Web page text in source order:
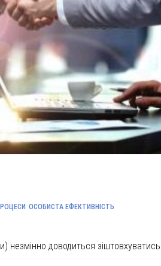
ОСОБИСТА ЕФЕКТИВНІСТЬ
незмінно доводиться